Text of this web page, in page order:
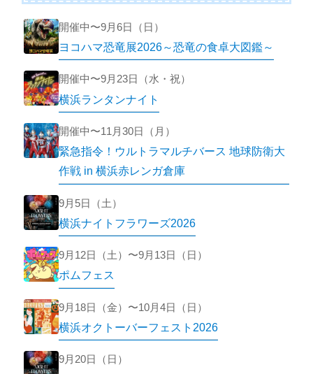
開催中〜9月6日（日）
ヨコハマ恐竜展2026～恐竜の食卓大図鑑～
開催中〜9月23日（水・祝）
横浜ランタンナイト
開催中〜11月30日（月）
緊急指令！ウルトラマルチバース 地球防衛大
作戦 in 横浜赤レンガ倉庫
9月5日（土）
横浜ナイトフラワーズ2026
9月12日（土）〜9月13日（日）
ポムフェス
9月18日（金）〜10月4日（日）
横浜オクトーバーフェスト2026
9月20日（日）